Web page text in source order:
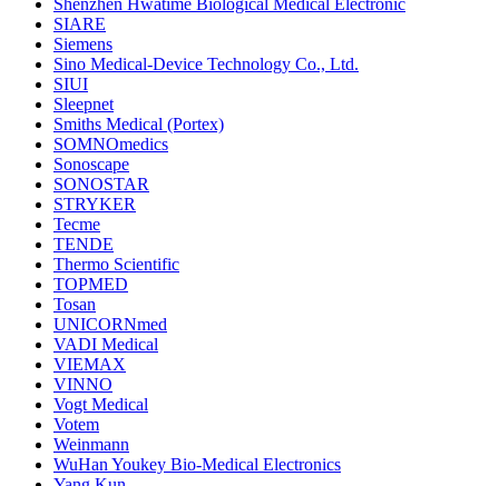
Shenzhen Hwatime Biological Medical Electronic
SIARE
Siemens
Sino Medical-Device Technology Co., Ltd.
SIUI
Sleepnet
Smiths Medical (Portex)
SOMNOmedics
Sonoscape
SONOSTAR
STRYKER
Tecme
TENDE
Thermo Scientific
TOPMED
Tosan
UNICORNmed
VADI Medical
VIEMAX
VINNO
Vogt Medical
Votem
Weinmann
WuHan Youkey Bio-Medical Electronics